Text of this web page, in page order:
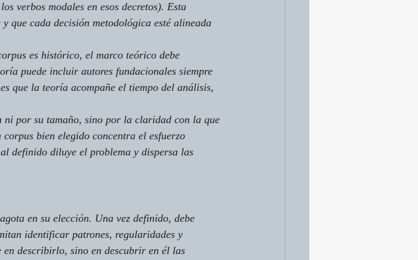
verbos modales en esos decretos). Esta
que cada decisión metodológica esté alineada
es histórico, el marco teórico debe
puede incluir autores fundacionales siempre
que la teoría acompañe el tiempo del análisis,
ni por su tamaño, sino por la claridad con la que
bien elegido concentra el esfuerzo
definido diluye el problema y dispersa las
en su elección. Una vez definido, debe
identificar patrones, regularidades y
describirlo, sino en descubrir en él las